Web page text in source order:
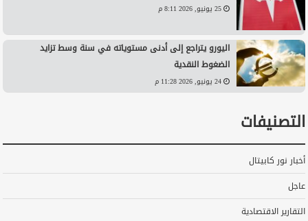
25 يونيو, 2026 8:11 م
اليورو يتراجع إلى أدنى مستوياته في سنة وسط تزايد
الضغوط النقدية
24 يونيو, 2026 11:28 م
التصنيفات
أخبار نور كابيتال
عاجل
التقارير الاقتصادية